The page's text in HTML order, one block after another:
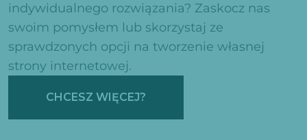
indywidualnego rozwiązania? Zaskocz nas
swoim pomysłem lub skorzystaj ze
sprawdzonych opcji na tworzenie własnej
strony internetowej.
CHCESZ WIĘCEJ?